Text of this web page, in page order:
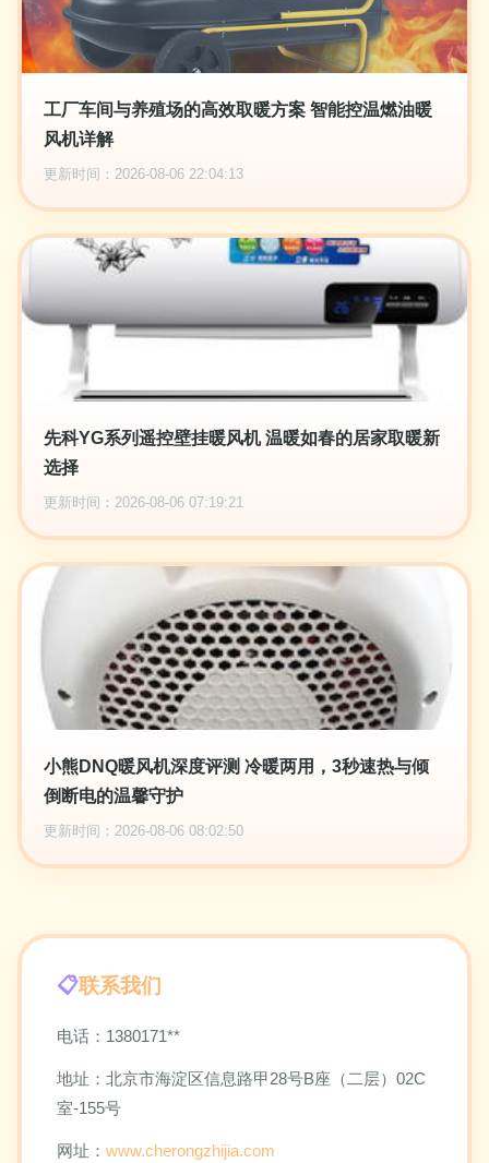
工厂车间与养殖场的高效取暖方案 智能控温燃油暖
风机详解
更新时间：2026-08-06 22:04:13
先科YG系列遥控壁挂暖风机 温暖如春的居家取暖新
选择
更新时间：2026-08-06 07:19:21
小熊DNQ暖风机深度评测 冷暖两用，3秒速热与倾
倒断电的温馨守护
更新时间：2026-08-06 08:02:50
联系我们
电话：1380171**
地址：北京市海淀区信息路甲28号B座（二层）02C
室-155号
网址： www.cherongzhijia.com